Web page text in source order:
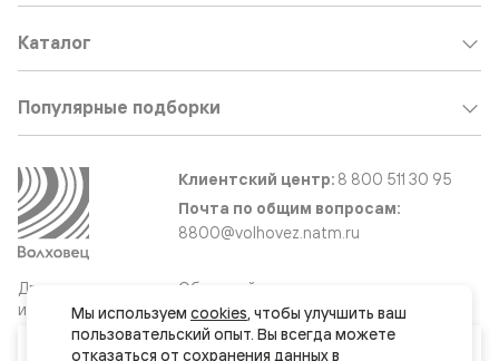
Ваш город
Двери
и интерьерные
решения
Каталог
Популярные подборки
Клиентский центр: 8 800 511 30 95
Почта по общим вопросам:
8800@volhovez.natm.ru
Обратный звонок
Мы используем cookies, чтобы улучшить ваш
пользовательский опыт. Вы всегда можете
отказаться от сохранения данных в